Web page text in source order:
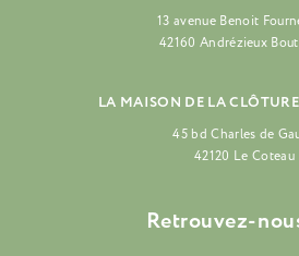
13 avenue Benoit
42160 Andrézieux
LA MAISON DE LA
45 bd Charles de
42120 Le Coteau
Retrouvez-